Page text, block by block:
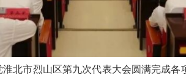
北市烈山区第九次代表大会圆满完成